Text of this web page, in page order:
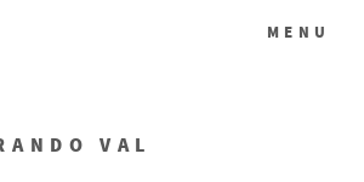
VAL
MENU